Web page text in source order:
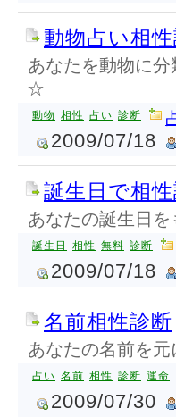
動物占い相
あなたを動物に
☆
動物 相性 占い 診断
2009/07/18
誕生日で相
あなたの誕生日
誕生日 相性 無料 診断
2009/07/18
名前相性診断
あなたの名前を
占い 名前 相性 診断 運命
2009/07/30